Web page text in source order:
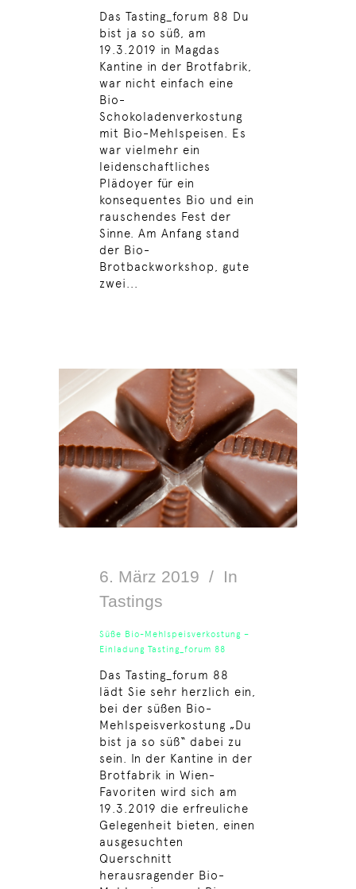
Das Tasting_forum 88 Du
bist ja so süß, am
19.3.2019 in Magdas
Kantine in der Brotfabrik,
war nicht einfach eine
Bio-
Schokoladenverkostung
mit Bio-Mehlspeisen. Es
war vielmehr ein
leidenschaftliches
Plädoyer für ein
konsequentes Bio und ein
rauschendes Fest der
Sinne. Am Anfang stand
der Bio-
Brotbackworkshop, gute
zwei...
6. März 2019
In
Tastings
Süße Bio-Mehlspeisverkostung –
Einladung Tasting_forum 88
Das Tasting_forum 88
lädt Sie sehr herzlich ein,
bei der süßen Bio-
Mehlspeisverkostung „Du
bist ja so süß“ dabei zu
sein. In der Kantine in der
Brotfabrik in Wien-
Favoriten wird sich am
19.3.2019 die erfreuliche
Gelegenheit bieten, einen
ausgesuchten
Querschnitt
herausragender Bio-